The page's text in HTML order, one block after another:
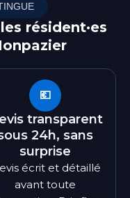
résident·es
💶
transparent
24h, sans
surprise
écrit et détaillé
avant toute